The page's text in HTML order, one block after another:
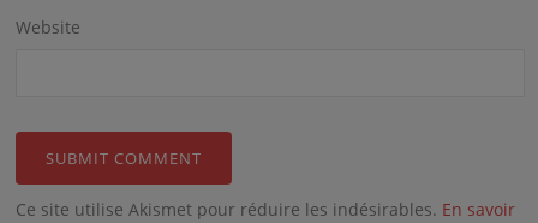
Website
Ce site utilise Akismet pour réduire les indésirables. En savoir